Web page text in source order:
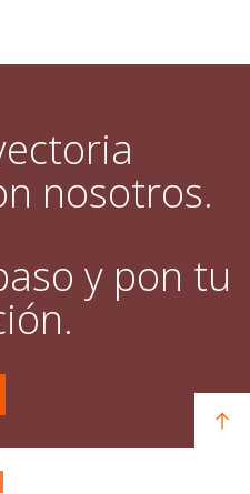
nosotros.
y pon tu